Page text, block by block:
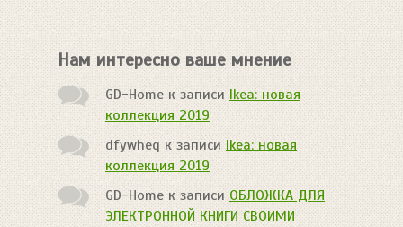
Нам интересно ваше мнение
GD-Homeк записи Ikea: новая
коллекция 2019
dfywheq к записиIkea: новая
коллекция 2019
GD-Homeк записи ОБЛОЖКА ДЛЯ
ЭЛЕКТРОННОЙ КНИГИ СВОИМИ